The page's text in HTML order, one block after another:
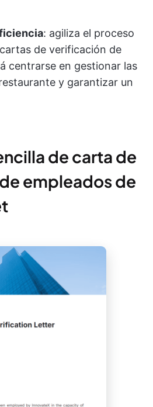
: agiliza el proceso
de verificación de
centrarse en gestionar las
y garantizar un
de carta de
empleados de